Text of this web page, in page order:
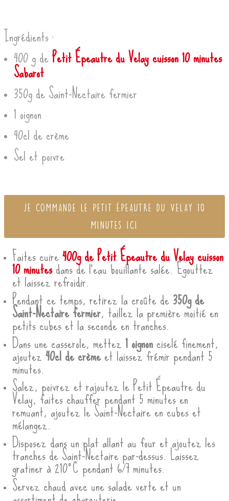
Ingrédients :
400 g dePetit Épeautre du Velay cuisson 10 minutes
Sabarot
350g de Saint-Nectaire fermier
1 oignon
40cl de crème
Sel et poivre
JE COMMANDE LE PETIT ÉPEAUTRE DU VELAY 10
MINUTES ICI
Faites cuire400g de Petit Épeautre du Velay cuisson
10 minutesdans de l’eau bouillante salée. Égouttez
et laissez refroidir.
Pendant ce temps, retirez la croûte de350g de
Saint-Nectaire fermier, taillez la première moitié en
petits cubes et la seconde en tranches.
Dans une casserole, mettez1 oignonciselé finement,
ajoutez40cl de crèmeet laissez frémir pendant 5
minutes.
Salez, poivrez et rajoutez le Petit Épeautre du
Velay, faites chauffer pendant 5 minutes en
remuant, ajoutez le Saint-Nectaire en cubes et
mélangez.
Disposez dans un plat allant au four et ajoutez les
tranches de Saint-Nectaire par-dessus. Laissez
gratiner à 210°C pendant 6/7 minutes.
Servez chaud avec une salade verte et un